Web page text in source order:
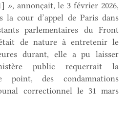
», annonçait, le 3 février 2026,
la cour d’appel de Paris dans
parlementaires du Front
de nature à entretenir le
durant, elle a pu laisser
public requerrait la
point, des condamnations
correctionnel le 31 mars